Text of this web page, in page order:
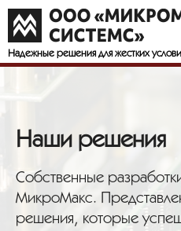
Надежные решения для жестких
Наши решения
Собственные
МикроМакс.
решения, которые